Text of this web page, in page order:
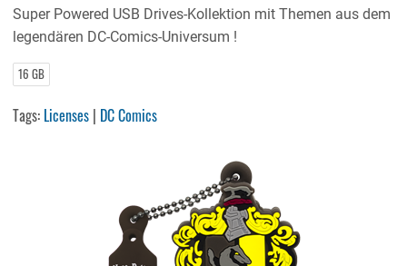
Super Powered USB Drives-Kollektion mit Themen aus dem
legendären DC-Comics-Universum !
16 GB
Tags: Licenses | DC Comics